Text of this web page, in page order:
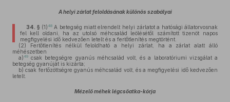
A helyi zárlat feloldásának különös szabályai
34. § (1)48A betegség miatt elrendelt helyi zárlatot a hatósági állatorvosnak
fel kell oldani, ha az utolsó méhcsalád leölésétől számított tizenöt napos
megfigyelési idő kedvezően letelt és a fertőtlenítés megtörtént.
(2) Fertőtlenítés nélkül feloldható a helyi zárlat, ha a zárlat alatt álló
méhészetben
a)49 csak betegségre gyanús méhcsalád volt, és a laboratóriumi vizsgálat a
betegség gyanúját is kizárta;
b) csak fertőzöttségre gyanús méhcsalád volt, és a megfigyelési idő kedvezően
letelt.
Mézelő méhek légcsőatka-kórja